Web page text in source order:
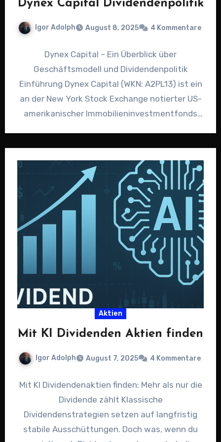
Dynex Capital Dividendenpolitik
Igor Adolph August 8, 2025 4 Kommentare
Dynex Capital – Ein Überblick über
Geschäftsmodell und Dividendenpolitik
Einführung Dynex Capital (WKN: A2PL13) ist ein
an der New York Stock Exchange notierter US-
amerikanischer Immobilieninvestmentfonds
Aktien
Mit KI Dividenden Aktien finden
Igor Adolph August 7, 2025 4 Kommentare
Mit KI Dividendenaktien finden: Mehr als nur die
Dividende zählt Klassische
Dividendenstrategien setzen auf langfristig
stabile Ausschüttungen. Doch was, wenn du